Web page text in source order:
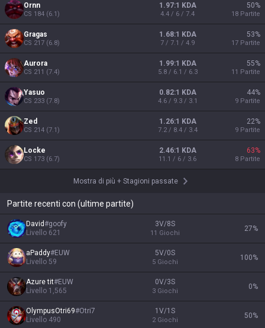
Ornn
CS 184 (6.1)
1.97:1 KDA
4.4 / 6 / 7.4
50%
18 Partite
Gragas
CS 217 (6.8)
1.68:1 KDA
7 / 7.1 / 4.9
53%
17 Partite
Aurora
CS 211 (7.4)
1.99:1 KDA
5.8 / 6.1 / 6.3
55%
11 Partite
Yasuo
CS 233 (7.8)
0.82:1 KDA
4.6 / 9.3 / 3.1
44%
9 Partite
Zed
CS 214 (7.1)
1.26:1 KDA
7.2 / 8.4 / 3.4
22%
9 Partite
Locke
CS 173 (6.7)
2.46:1 KDA
11.1 / 6 / 3.6
63%
8 Partite
Mostra di più + Stagioni passate
Partite recenti con (ultime partite)
David#goofy
Livello 621
3V/8S
11 Giochi
27%
aPaddy#EUW
Livello 59
5V/0S
5 Giochi
100%
Azure tit#EUW
Livello 1,565
0V/3S
3 Giochi
0%
OlympusOtri69#Otri7
Livello 490
1V/1S
2 Giochi
50%